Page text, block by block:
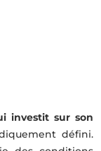
investit sur son
défini.